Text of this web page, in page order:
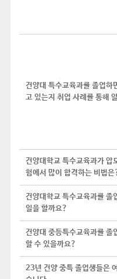
건양대 특수교육과를 졸업하
고 있는지 취업 사례를 통해
건양대학교 특수교육과가 압
험에서 많이 합격하는 비법은
건양대학교 특수교육과를 졸
일을 할까요?
건양대 중등특수교육과를 졸
할 수 있을까요?
23년 건양 중특 졸업생들은